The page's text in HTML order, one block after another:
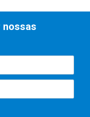
nossas